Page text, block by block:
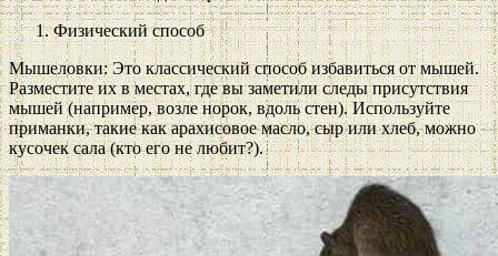
Физический способ
Мышеловки: Это классический способ избавиться от мышей.
Разместите их в местах, где вы заметили следы присутствия
мышей (например, возле норок, вдоль стен). Используйте
приманки, такие как арахисовое масло, сыр или хлеб, можно
кусочек сала (кто его не любит?).